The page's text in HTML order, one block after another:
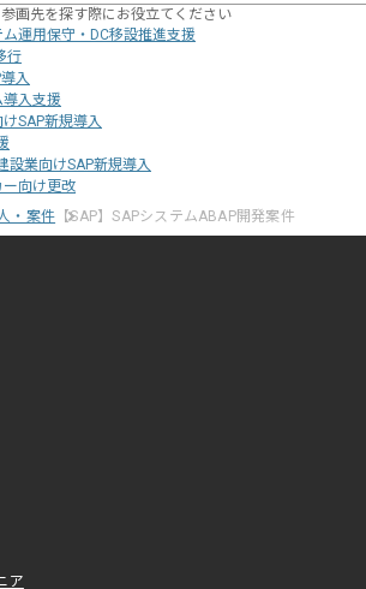
画先を探す際にお役立てください
ム運用保守・DC移設推進支援
行
入
導入支援
けSAP新規導入
設業向けSAP新規導入
ー向け更改
・案件 【SAP】SAPシステムABAP開発案件
ア